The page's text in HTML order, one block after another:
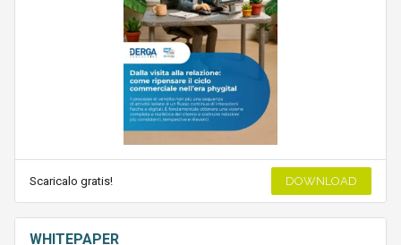
Scaricalo gratis! DOWNLOAD
WHITEPAPER